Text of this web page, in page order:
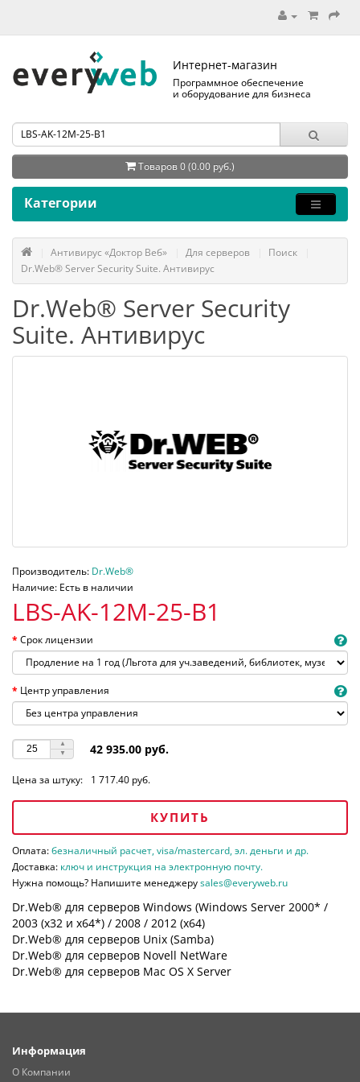
Интернет-магазин
Программное обеспечение
и оборудование для бизнеса
Товаров 0 (0.00 руб.)
Категории
Антивирус «Доктор Веб» Для серверов
Поиск
Dr.Web® Server Security Suite. Антивирус
Dr.Web® Server Security
Suite. Антивирус
Производитель: Dr.Web®
Наличие: Есть в наличии
LBS-AK-12M-25-B1
Срок лицензии
Центр управления
42 935.00 руб.
Цена за штуку: 1 717.40 руб.
КУПИТЬ
Оплата:безналичный расчет, visa/mastercard, эл. деньги и др.
Доставка: ключ и инструкция на электронную почту.
Нужна помощь? Напишите менеджеруsales@everyweb.ru
Dr.Web® для серверов Windows (Windows Server 2000* /
2003 (х32 и х64*) / 2008 / 2012 (х64)
Dr.Web® для серверов Unix (Samba)
Dr.Web® для серверов Novell NetWare
Dr.Web® для серверов Mac OS X Server
Информация
О Компании